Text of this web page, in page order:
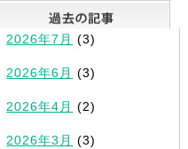
新記事一覧
2026年7月 (3)
2026年6月 (3)
2026年4月 (2)
2026年3月 (3)